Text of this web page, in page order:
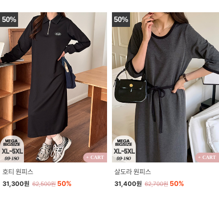
50%
+ CART
호티 원피스
31,300원 62,500원 50%
50%
+ CART
살도라 원피스
31,400원 62,700원 50%